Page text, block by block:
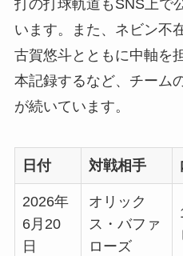
打の打球軌道もSNS上で
います。また、ネビン不
古賀悠斗とともに中軸を
本記録するなど、チーム
が続いています。
日付 対戦相手
2026年
6月20
日
オリック
ス・バファ
ローズ